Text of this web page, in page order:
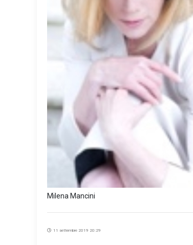
Milena Mancini
11 settembre 2019 20:29